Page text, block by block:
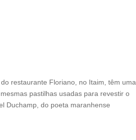
restaurante Floriano, no Itaim, têm uma
pastilhas usadas para revestir o
Duchamp, do poeta maranhense